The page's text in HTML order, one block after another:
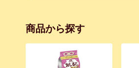
商品から探す